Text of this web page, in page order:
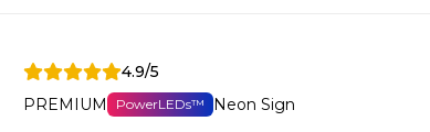
4.9/5
PREMIUM
PowerLEDs™ Neon Sign